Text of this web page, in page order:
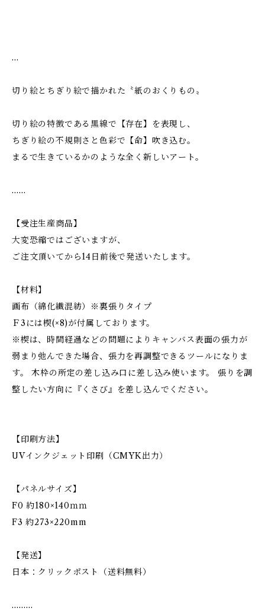
…
切り絵とちぎり絵で描かれた〝紙のおくりもの〟
切り絵の特徴である黒線で【存在】を表現し、
ちぎり絵の不規則さと色彩で【命】吹き込む。
まるで生きているかのような全く新しいアート。
……
【受注生産商品】
大変恐縮ではございますが、
ご注文頂いてから14日前後で発送いたします。
【材料】
画布（綿化繊混紡）※裏張りタイプ
Ｆ3には楔(×8)が付属しております。
※楔は、時間経過などの問題によりキャンバス表面の張力が
弱まり弛んできた場合、張力を再調整できるツールになりま
す。 木枠の所定の差し込み口に差し込み使います。 張りを調
整したい方向に『くさび』を差し込んでください。
【印刷方法】
UVインクジェット印刷（CMYK出力）
【パネルサイズ】
F0 約180×140ｍｍ
F3 約273×220mm
【発送】
日本：クリックポスト（送料無料）
………